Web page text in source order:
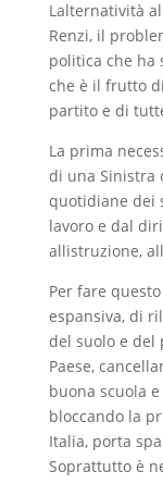
Lalternatività
Renzi, il
politica che ha
che è il frutto
partito e di
La prima
di una Sinistra
quotidiane dei
lavoro e dal
allistruzione,
Per fare
espansiva, di
del suolo e del
Paese,
buona
bloccando la
Italia, porta
Soprattutto è